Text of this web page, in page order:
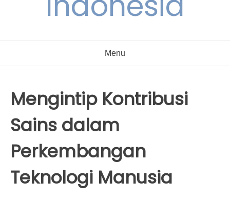
Menu
Mengintip Kontribusi
Sains dalam
Perkembangan
Teknologi Manusia